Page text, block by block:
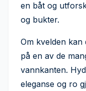
en båt og
og bukter.
Om kvelden kan
på en av de
vannkanten.
eleganse og ro